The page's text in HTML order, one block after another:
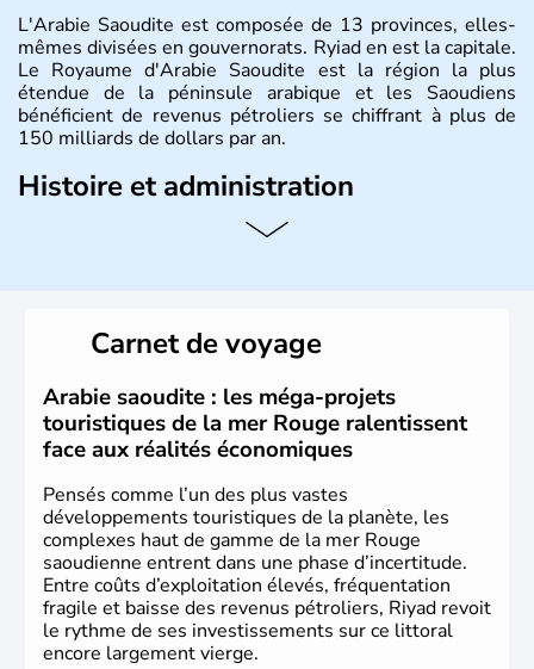
L'Arabie Saoudite est composée de 13 provinces, elles-
mêmes divisées en gouvernorats. Ryiad en est la capitale.
Le Royaume d'Arabie Saoudite est la région la plus
étendue de la péninsule arabique et les Saoudiens
bénéficient de revenus pétroliers se chiffrant à plus de
150 milliards de dollars par an.
Histoire et administration
Limitrophe du Koweit, de la Jordanie ou bien encore du
avec des températures diurnes très élevées, chutant
fortement la nuit. L'islam sunnite est la religion d'Etat du
Royaume. La Constitution du pays se fonde sur le Coran
et la Sunna.
Carnet de voyage
Arabie saoudite : les méga-projets
touristiques de la mer Rouge ralentissent
face aux réalités économiques
Pensés comme l’un des plus vastes
développements touristiques de la planète, les
complexes haut de gamme de la mer Rouge
saoudienne entrent dans une phase d’incertitude.
Entre coûts d’exploitation élevés, fréquentation
fragile et baisse des revenus pétroliers, Riyad revoit
le rythme de ses investissements sur ce littoral
encore largement vierge.